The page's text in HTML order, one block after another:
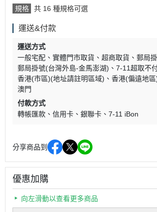
規格 共 16 種規格可選
運送&付款
運送方式
一般宅配
實體門市取貨 超商取貨
郵局
郵局掛號(台灣外島-金馬澎湖)
7-11超取不
香港(市區)(地址請註明區域)
香港(偏遠地
澳門
付款方式
轉帳匯款
信用卡 銀聯卡 7-11 iBon
分享商品到
優惠加購
向左滑動以查看更多商品